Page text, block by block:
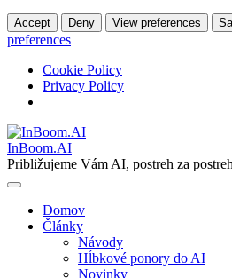
Accept Deny View preferences
preferences
Cookie Policy
Privacy Policy
Skip
to
content
InBoom.AI
Približujeme Vám AI, postreh za
Domov
Články
Návody
Hĺbkové ponory do AI
Novinky